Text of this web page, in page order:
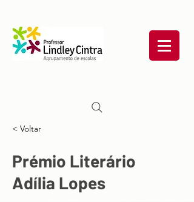
< Voltar
Prémio Literário
Adília Lopes